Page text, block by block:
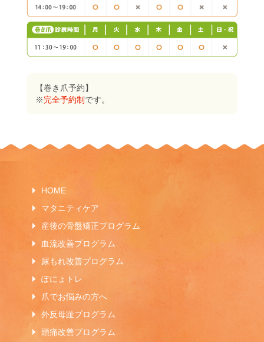
【巻き爪予約】
※完全予約制 です。
HOME
マタニティケア
産後の骨盤矯正プログラム
血流改善プログラム
尿もれ改善プログラム
ぽにょトレ
爪でお悩みの方へ
外反母趾プログラム
頭痛改善プログラム